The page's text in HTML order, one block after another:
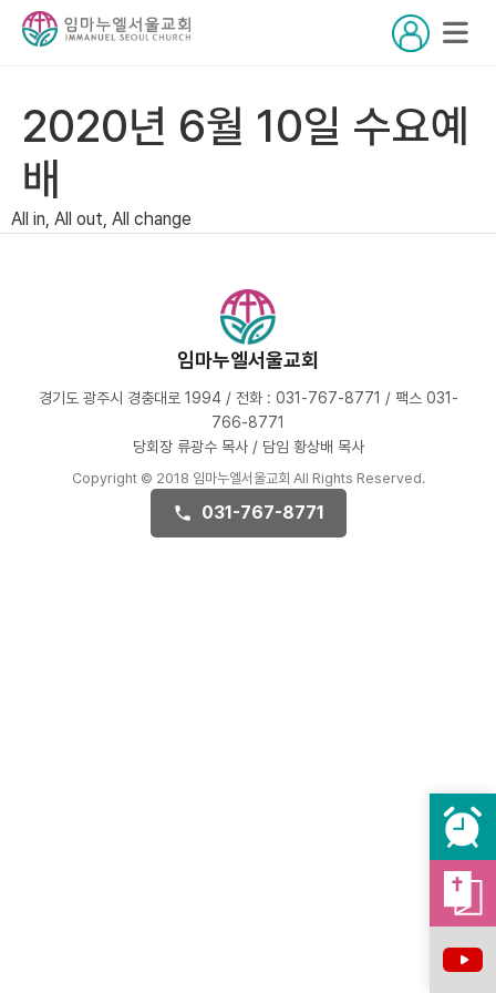
2020년 6월 10일 수요예
배
All in, All out, All change
임마누엘서울교회
경기도 광주시 경충대로 1994 / 전화 : 031-767-8771 / 팩스 031-
766-8771
당회장 류광수 목사 / 담임 황상배 목사
Copyright © 2018 임마누엘서울교회 All Rights Reserved.
031-767-8771